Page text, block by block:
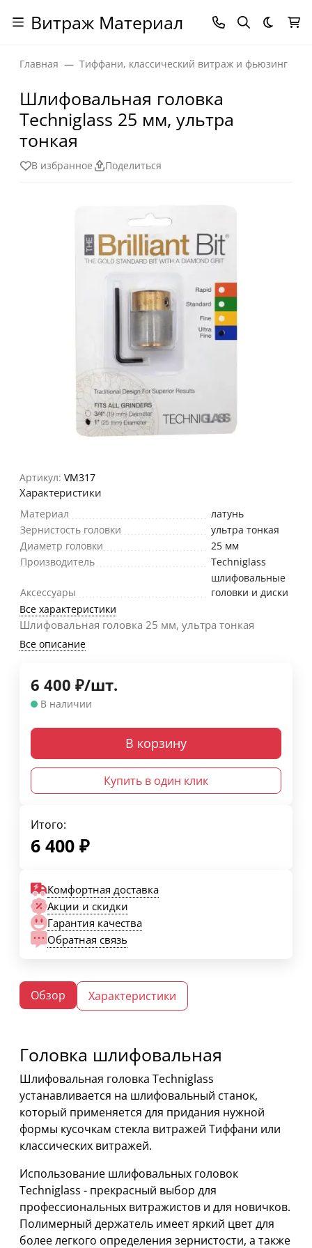
Витраж Материал Темная
Главная Тиффани, классический витраж и фьюзинг
Шлифовальная головка
Techniglass 25 мм, ультра
тонкая
В избранное Поделиться
Артикул: VM317
Характеристики
Материал
латунь
Зернистость головки
ультра тонкая
Диаметр головки
25 мм
Производитель
Techniglass
Аксессуары
шлифовальные
головки и диски
Все характеристики
Шлифовальная головка 25 мм, ультра тонкая
Все описание
6 400 ₽/шт.
В наличии
В корзину
Купить в один клик
Итого:
6 400 ₽
Комфортная доставка
Акции и скидки
Гарантия качества
Обратная связь
Обзор Характеристики
Головка шлифовальная
Шлифовальная головка Techniglass
устанавливается на шлифовальный станок,
который применяется для придания нужной
формы кусочкам стекла витражей Тиффани или
классических витражей.
Использование шлифовальных головок
Techniglass - прекрасный выбор для
профессиональных витражистов и для новичков.
Полимерный держатель имеет яркий цвет для
более легкого определения зернистости, а также